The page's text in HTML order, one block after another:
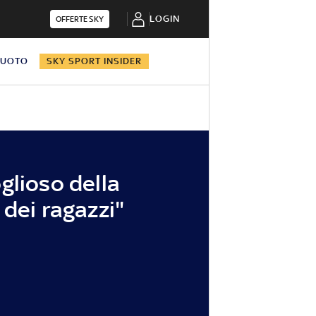
OFFERTE SKY LOGIN
SKY SPORT INSIDER
della
ragazzi"